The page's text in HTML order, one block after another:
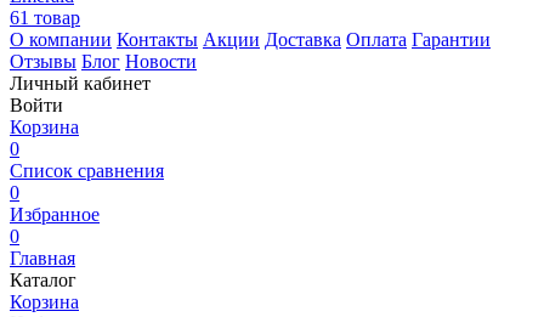
61 товар
О компании Контакты Акции Доставка Оплата Гарантии
Отзывы Блог Новости
Личный кабинет
Войти
Корзина
0
Список сравнения
0
Избранное
0
Главная
Каталог
Корзина